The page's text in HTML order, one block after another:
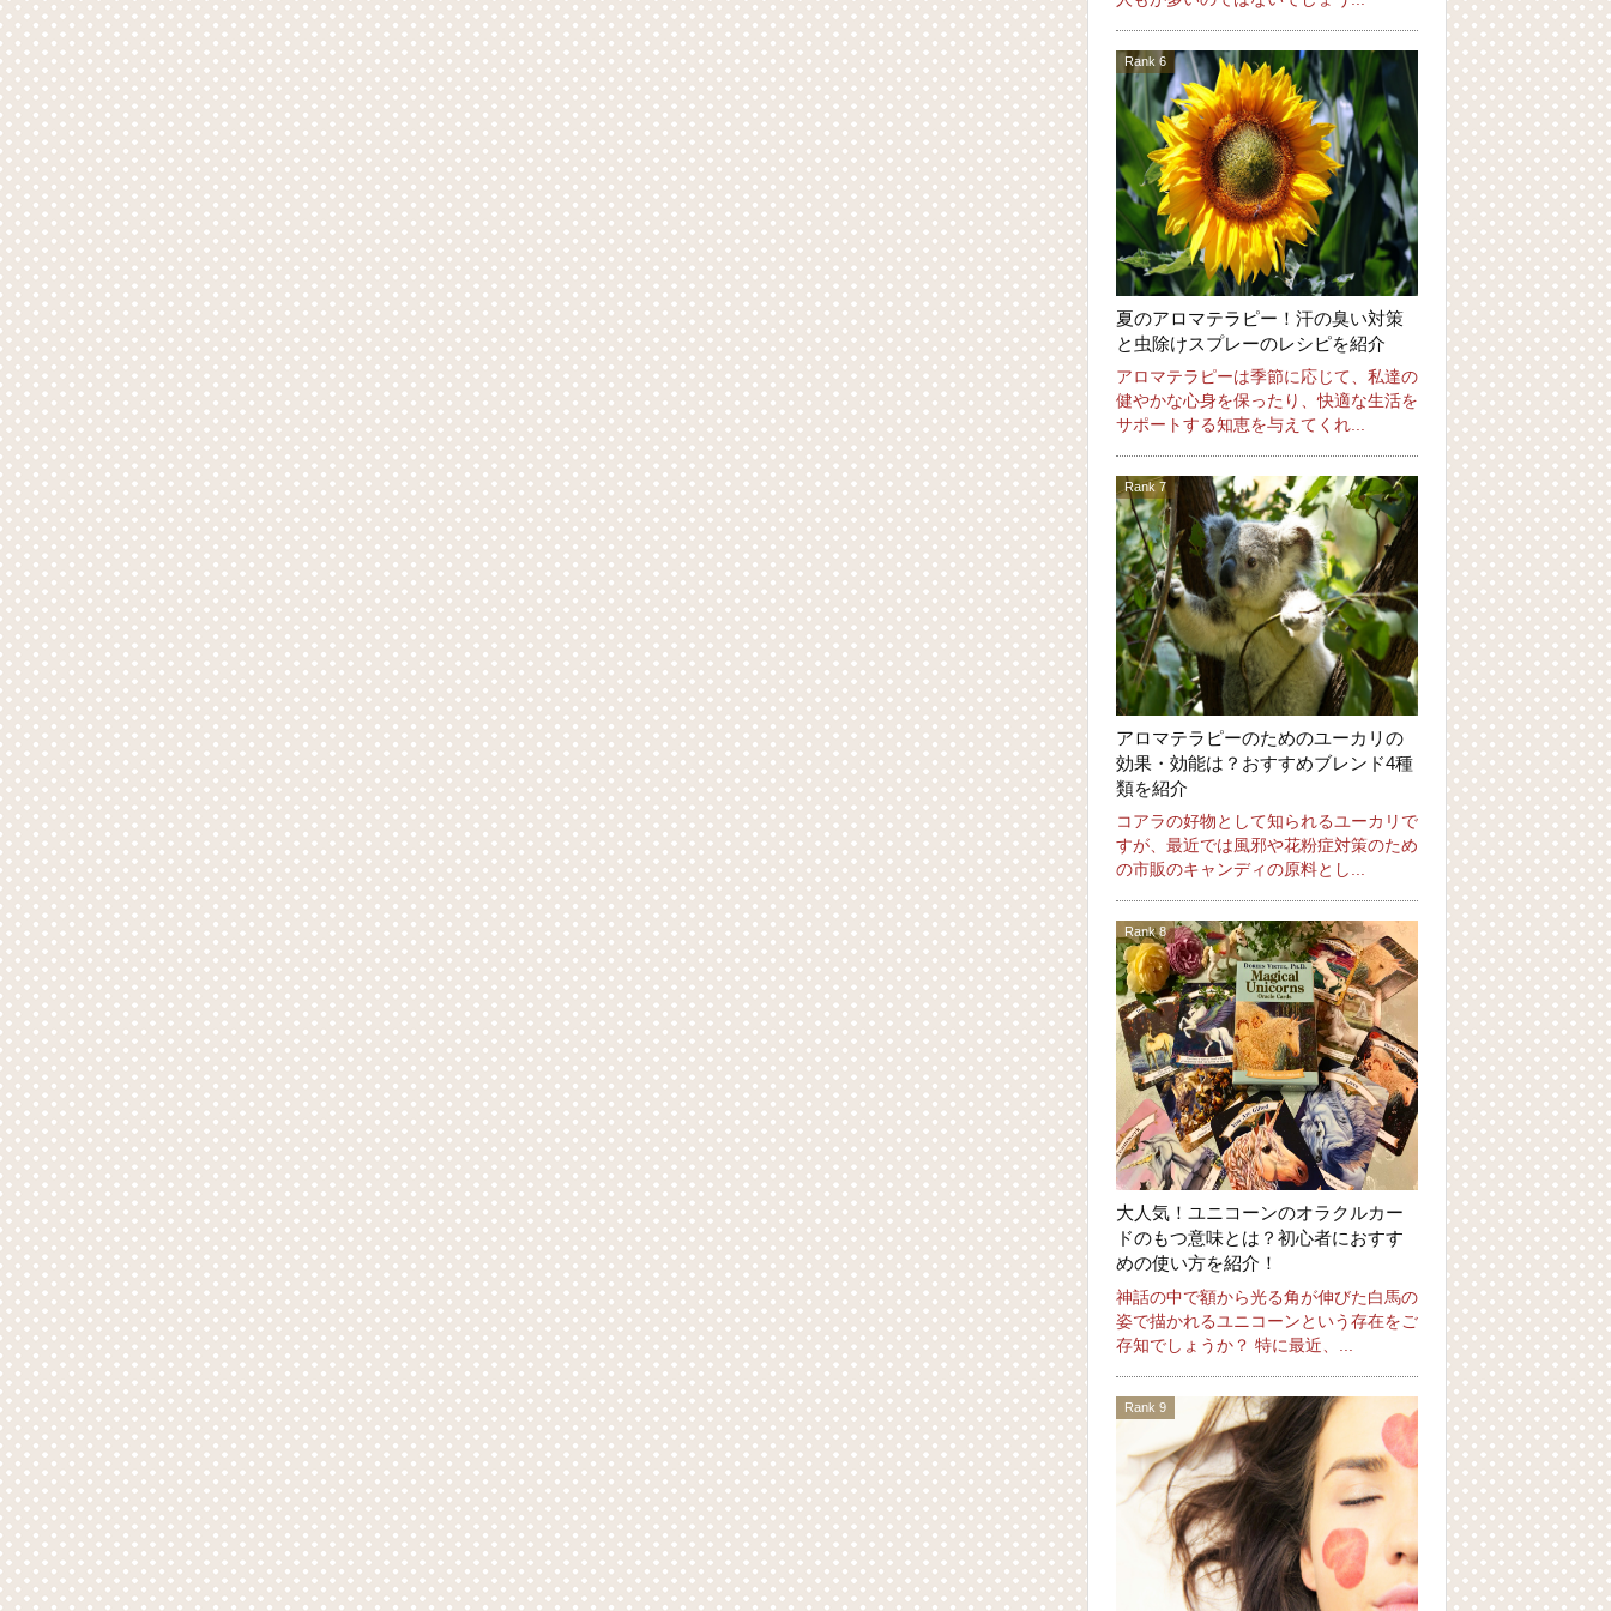
夏のアロマテラピー！汗の臭い対策
と虫除けスプレーのレシピを紹介
アロマテラピーは季節に応じて、私達の
健やかな心身を保ったり、快適な生活を
サポートする知恵を与えてくれ...
アロマテラピーのためのユーカリの
効果・効能は？おすすめブレンド4種
類を紹介
コアラの好物として知られるユーカリで
すが、最近では風邪や花粉症対策のため
の市販のキャンディの原料とし...
大人気！ユニコーンのオラクルカー
ドのもつ意味とは？初心者におすす
めの使い方を紹介！
神話の中で額から光る角が伸びた白馬の
姿で描かれるユニコーンという存在をご
存知でしょうか？ 特に最近、...